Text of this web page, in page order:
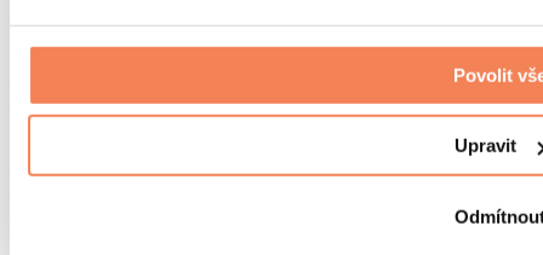
Povolit
Upravit
Turistika
Red Light Therapy
Vodní filtry a konvice